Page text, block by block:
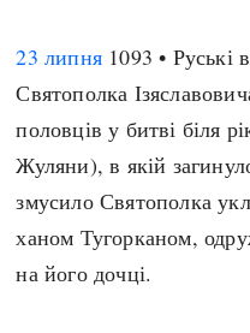
23 липня 1093 • Руські
Святополка
половців у битві біля
Жуляни), в якій
змусило Святополка
ханом Тугорканом,
на його дочці.